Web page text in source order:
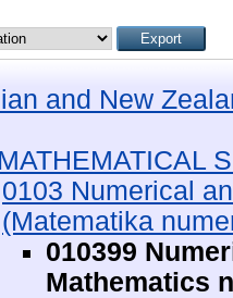
and New
0103 Numerical
(Matematika
010399
Mathematics